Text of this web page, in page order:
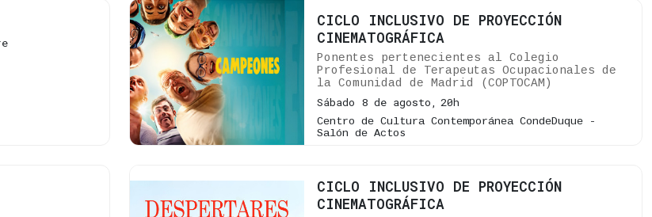
CICLO INCLUSIVO DE PROYECCIÓN
CINEMATOGRÁFICA
Ponentes pertenecientes al Colegio
Profesional de Terapeutas Ocupacionales de
la Comunidad de Madrid (COPTOCAM)
Sábado 8 de agosto, 20h
Centro de Cultura Contemporánea CondeDuque -
Salón de Actos
CICLO INCLUSIVO DE PROYECCIÓN
CINEMATOGRÁFICA